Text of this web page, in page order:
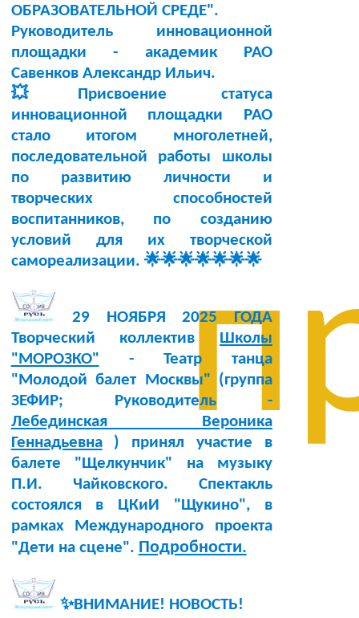
ОБРАЗОВАТЕЛЬНОЙ СРЕДЕ".
Руководитель инновационной
площадки - академик РАО
Савенков Александр Ильич.
💥Присвоение статуса
инновационной площадки РАО
стало итогом многолетней,
последовательной работы школы
по развитию личности и
творческих способностей
воспитанников, по созданию
условий для их творческой
самореализации. 🌟🌟🌟🌟🌟🌟🌟
29 НОЯБРЯ 2025 ГОДА
Творческий коллектив Школы
"МОРОЗКО" - Театр танца
"Молодой балет Москвы" (группа
ЗЕФИР; Руководитель -
Лебединская Вероника
Геннадьевна) принял участие в
балете "Щелкунчик" на музыку
П.И. Чайковского. Спектакль
состоялся в ЦКиИ "Щукино", в
рамках Международного проекта
"Дети на сцене". Подробности.
✨ВНИМАНИЕ! НОВОСТЬ!